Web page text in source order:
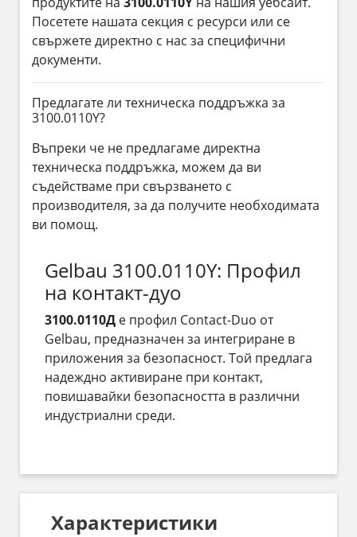
Посетете нашата секция с ресурси или се
свържете директно с нас за специфични
документи.
Предлагате ли техническа поддръжка за
3100.0110Y?
Въпреки че не предлагаме директна
техническа поддръжка, можем да ви
съдействаме при свързването с
производителя, за да получите необходимата
ви помощ.
Gelbau 3100.0110Y: Профил
на контакт-дуо
3100.0110Д е профил Contact-Duo от
Gelbau, предназначен за интегриране в
приложения за безопасност. Той предлага
надеждно активиране при контакт,
повишавайки безопасността в различни
индустриални среди.
Характеристики